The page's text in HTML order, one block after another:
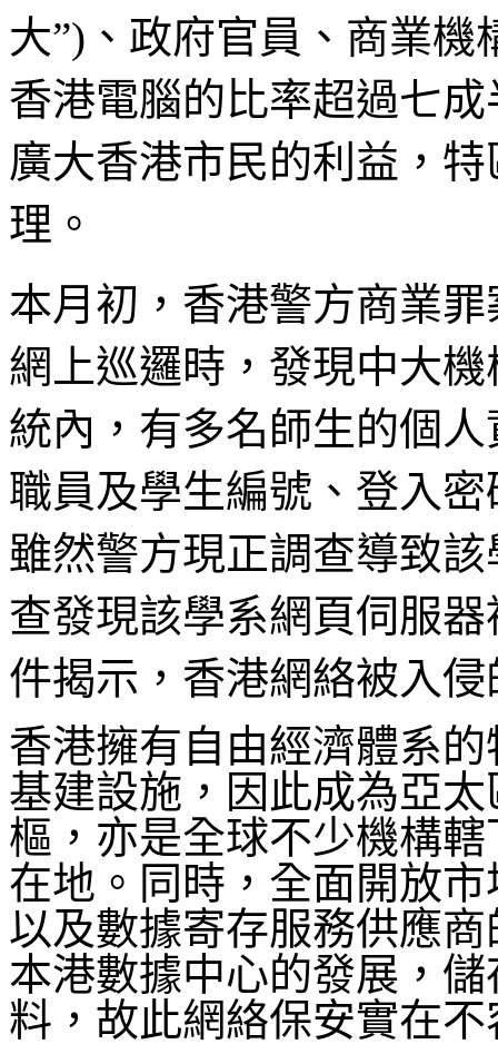
大”)、政府官員、商業
香港電腦的比率超過七
廣大香港市民的利益，
理。
本月初，香港警方商業
網上巡邏時，發現中大
統內，有多名師生的個
職員及學生編號、登入
雖然警方現正調查導致
查發現該學系網頁伺服
件揭示，香港網絡被入
香港擁有自由經濟體系
基建設施，因此成為亞
樞，亦是全球不少機構
在地。同時，全面開放
以及數據寄存服務供應
本港數據中心的發展，
料，故此網絡保安實在